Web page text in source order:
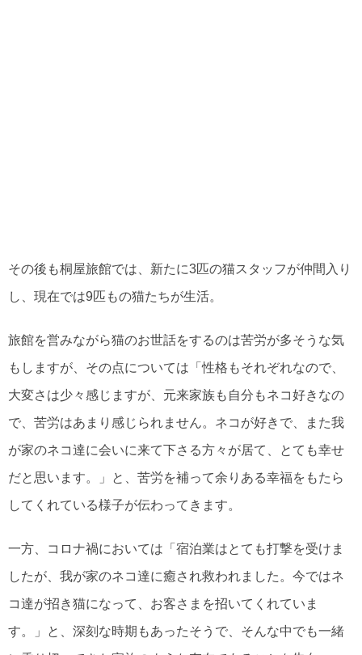
その後も桐屋旅館では、新たに3匹の猫スタッフが仲間入り
し、現在では9匹もの猫たちが生活。
旅館を営みながら猫のお世話をするのは苦労が多そうな気
もしますが、その点については「性格もそれぞれなので、
大変さは少々感じますが、元来家族も自分もネコ好きなの
で、苦労はあまり感じられません。ネコが好きで、また我
が家のネコ達に会いに来て下さる方々が居て、とても幸せ
だと思います。」と、苦労を補って余りある幸福をもたら
してくれている様子が伝わってきます。
一方、コロナ禍においては「宿泊業はとても打撃を受けま
したが、我が家のネコ達に癒され救われました。今ではネ
コ達が招き猫になって、お客さまを招いてくれていま
す。」と、深刻な時期もあったそうで、そんな中でも一緒